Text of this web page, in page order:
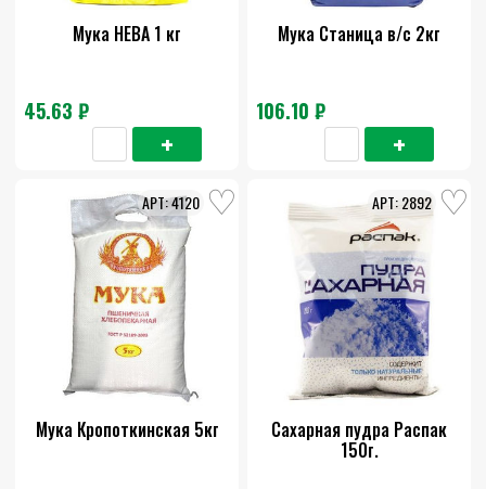
Мука НЕВА 1 кг
45.63 ₽
Мука Станица в/с 2кг
106.10 ₽
Мука Кропоткинская 5кг
4120
Сахарная пудра Распак
150г.
2892